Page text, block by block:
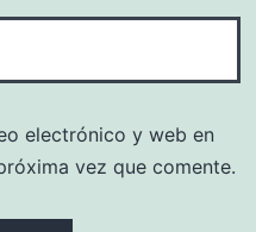
electrónico y web en
vez que comente.